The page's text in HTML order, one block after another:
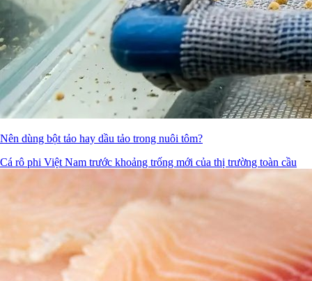
Nên dùng bột tảo hay dầu tảo trong nuôi tôm?
Cá rô phi Việt Nam trước khoảng trống mới của thị trường toàn cầu